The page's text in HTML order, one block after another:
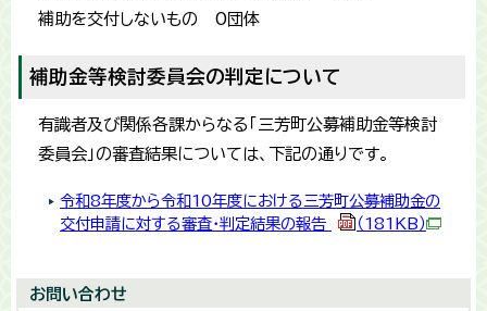
補助を交付しないもの 0団体
補助金等検討委員会の判定について
有識者及び関係各課からなる「三芳町公募補助金等検討
委員会」の審査結果については、下記の通りです。
令和8年度から令和10年度における三芳町公募補助金の
交付申請に対する審査・判定結果の報告
（181KB）
お問い合わせ